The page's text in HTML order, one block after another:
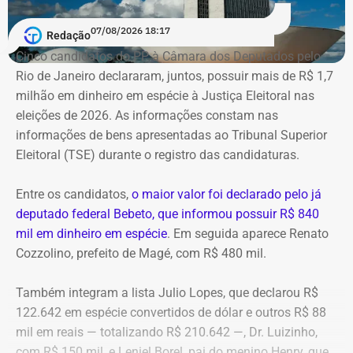
A Polícia Federal indica que a operação era feita de
fachada para não pagar o ICMS na chegada do
combustível ao país. Com a Refit postergava de
pagamentos de impostos, a empresa só deveria pagar o
tributo no momento da venda para o consumidor final,
algo que nunca foi feito, de acordo com a investigação.
*Com informações do blog do Octávio Guedes, do portal
Redação07/08/2026 18:17
Cinco candidatos do PP à Câmara dos Deputados pelo
Rio de Janeiro declararam, juntos, possuir mais de R$ 1,7
milhão em dinheiro em espécie à Justiça Eleitoral nas
eleições de 2026. As informações constam nas
informações de bens apresentadas ao Tribunal Superior
Eleitoral (TSE) durante o registro das candidaturas.
Entre os candidatos, o maior valor foi declarado pelo já
deputado federal Bebeto, que informou possuir R$ 840
mil em dinheiro em espécie. Em seguida aparece Renato
Cozzolino, prefeito de Magé, com R$ 480 mil.
Também integram a lista Julio Lopes, que declarou R$
122.642 em espécie convertidos de dólar e outros R$ 88
mil em reais — totalizando R$ 210.642 —, Dr. Luizinho,